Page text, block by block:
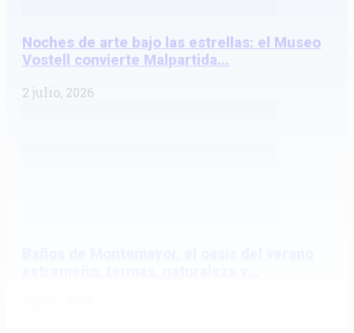
Noches de arte bajo las estrellas: el Museo
Vostell convierte Malpartida...
2 julio, 2026